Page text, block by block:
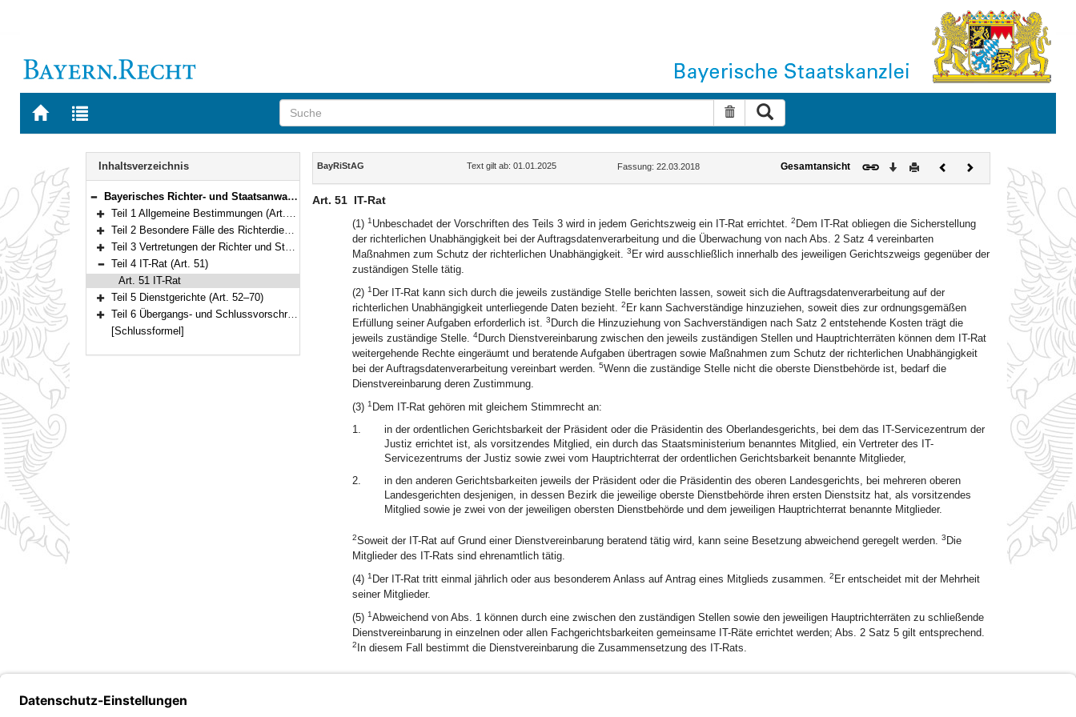
Zur
BAYERN.RECHT
Zur
letzten
Suche zurücksetzen
Navigation
Inhaltsverzeichnis
Bereich reduzieren
Bayerisches Richter- und Staatsanwaltsgesetz (BayRiStAG) Vom 22. März 2018 (GVBl. S. 118) BayRS 301-1-J (Art. 1–74)
Bereich erweitern
Teil 1 Allgemeine Bestimmungen (Art. 1–13)
Bereich erweitern
Teil 2 Besondere Fälle des Richterdienstes (Art. 14–16)
Bereich erweitern
Teil 3 Vertretungen der Richter und Staatsanwälte (Art. 17–50)
Bereich reduzieren
Teil 4 IT-Rat (Art. 51)
Art. 51 IT-Rat
Bereich erweitern
Teil 5 Dienstgerichte (Art. 52–70)
Bereich erweitern
Teil 6 Übergangs- und Schlussvorschriften (Art. 71–74)
[Schlussformel]
Inhalt
BayRiStAG Text gilt ab: 01.01.2025 Fassung: 22.03.2018 Gesamtansicht Download
DruckenVorherigesNächstes
Dokument
Art. 51 IT-Rat
(1) 1Unbeschadet der Vorschriften des Teils 3 wird in jedem Gerichtszweig ein IT-Rat errichtet. 2 Dem IT-Rat obliegen die Sicherstellung
der richterlichen Unabhängigkeit bei der Auftragsdatenverarbeitung und die Überwachung von nach Abs. 2 Satz 4 vereinbarten
Maßnahmen zum Schutz der richterlichen Unabhängigkeit. 3 Er wird ausschließlich innerhalb des jeweiligen Gerichtszweigs gegenüber der
zuständigen Stelle tätig.
(2) 1 Der IT-Rat kann sich durch die jeweils zuständige Stelle berichten lassen, soweit sich die Auftragsdatenverarbeitung auf der
richterlichen Unabhängigkeit unterliegende Daten bezieht. 2 Er kann Sachverständige hinzuziehen, soweit dies zur ordnungsgemäßen
Erfüllung seiner Aufgaben erforderlich ist. 3 Durch die Hinzuziehung von Sachverständigen nach Satz 2 entstehende Kosten trägt die
jeweils zuständige Stelle. 4Durch Dienstvereinbarung zwischen den jeweils zuständigen Stellen und Hauptrichterräten können dem IT-Rat
weitergehende Rechte eingeräumt und beratende Aufgaben übertragen sowie Maßnahmen zum Schutz der richterlichen Unabhängigkeit
bei der Auftragsdatenverarbeitung vereinbart werden. 5Wenn die zuständige Stelle nicht die oberste Dienstbehörde ist, bedarf die
Dienstvereinbarung deren Zustimmung.
(3) 1 Dem IT-Rat gehören mit gleichem Stimmrecht an:
1.
in der ordentlichen Gerichtsbarkeit der Präsident oder die Präsidentin des Oberlandesgerichts, bei dem das IT-Servicezentrum der
Justiz errichtet ist, als vorsitzendes Mitglied, ein durch das Staatsministerium benanntes Mitglied, ein Vertreter des IT-
Servicezentrums der Justiz sowie zwei vom Hauptrichterrat der ordentlichen Gerichtsbarkeit benannte Mitglieder,
2.
in den anderen Gerichtsbarkeiten jeweils der Präsident oder die Präsidentin des oberen Landesgerichts, bei mehreren oberen
Landesgerichten desjenigen, in dessen Bezirk die jeweilige oberste Dienstbehörde ihren ersten Dienstsitz hat, als vorsitzendes
Mitglied sowie je zwei von der jeweiligen obersten Dienstbehörde und dem jeweiligen Hauptrichterrat benannte Mitglieder.
2Soweit der IT-Rat auf Grund einer Dienstvereinbarung beratend tätig wird, kann seine Besetzung abweichend geregelt werden. 3 Die
Mitglieder des IT-Rats sind ehrenamtlich tätig.
(4) 1 Der IT-Rat tritt einmal jährlich oder aus besonderem Anlass auf Antrag eines Mitglieds zusammen. 2 Er entscheidet mit der Mehrheit
seiner Mitglieder.
(5) 1Abweichend von Abs. 1 können durch eine zwischen den zuständigen Stellen sowie den jeweiligen Hauptrichterräten zu schließende
Dienstvereinbarung in einzelnen oder allen Fachgerichtsbarkeiten gemeinsame IT-Räte errichtet werden; Abs. 2 Satz 5 gilt entsprechend.
2 In diesem Fall bestimmt die Dienstvereinbarung die Zusammensetzung des IT-Rats.
Bayern.de